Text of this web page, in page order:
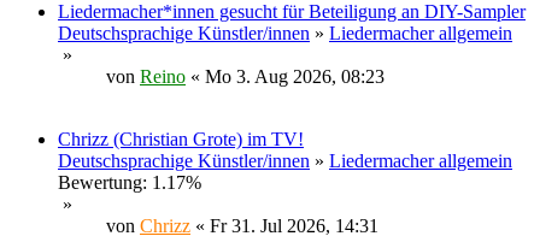
Liedermacher*innen gesucht für Beteiligung an DIY-Sampler
Deutschsprachige Künstler/innen » Liedermacher allgemein
»
von Reino « Mo 3. Aug 2026, 08:23
Chrizz (Christian Grote) im TV!
Deutschsprachige Künstler/innen » Liedermacher allgemein
Bewertung: 1.17%
»
von Chrizz « Fr 31. Jul 2026, 14:31